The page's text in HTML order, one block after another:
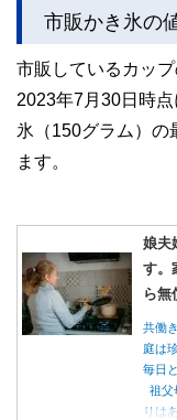
市販かき氷の
市販しているカッ
2023年7月30日時
氷（150グラム）の
ます。
娘夫
す。
ら無
共働
庭は
毎日
祖父
りは